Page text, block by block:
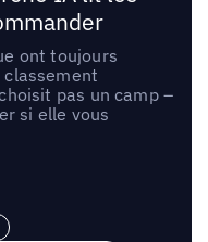
ont toujours
pas un camp –
si elle vous